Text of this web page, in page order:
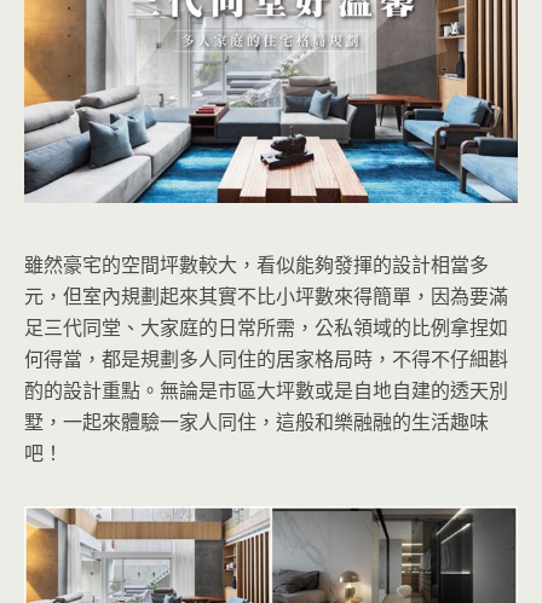
雖然豪宅的空間坪數較大，看似能夠發揮的設計相當多
元，但室內規劃起來其實不比小坪數來得簡單，因為要滿
足三代同堂、大家庭的日常所需，公私領域的比例拿捏如
何得當，都是規劃多人同住的居家格局時，不得不仔細斟
酌的設計重點。無論是市區大坪數或是自地自建的透天別
墅，一起來體驗一家人同住，這般和樂融融的生活趣味
吧！